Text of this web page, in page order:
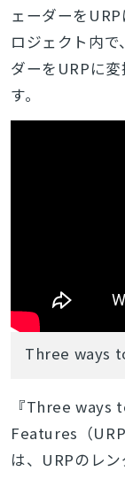
ェーダーを
ロジェクト内
ダーをURPに
す。
Three ways
『Three ways
Features（
は、URPのレ